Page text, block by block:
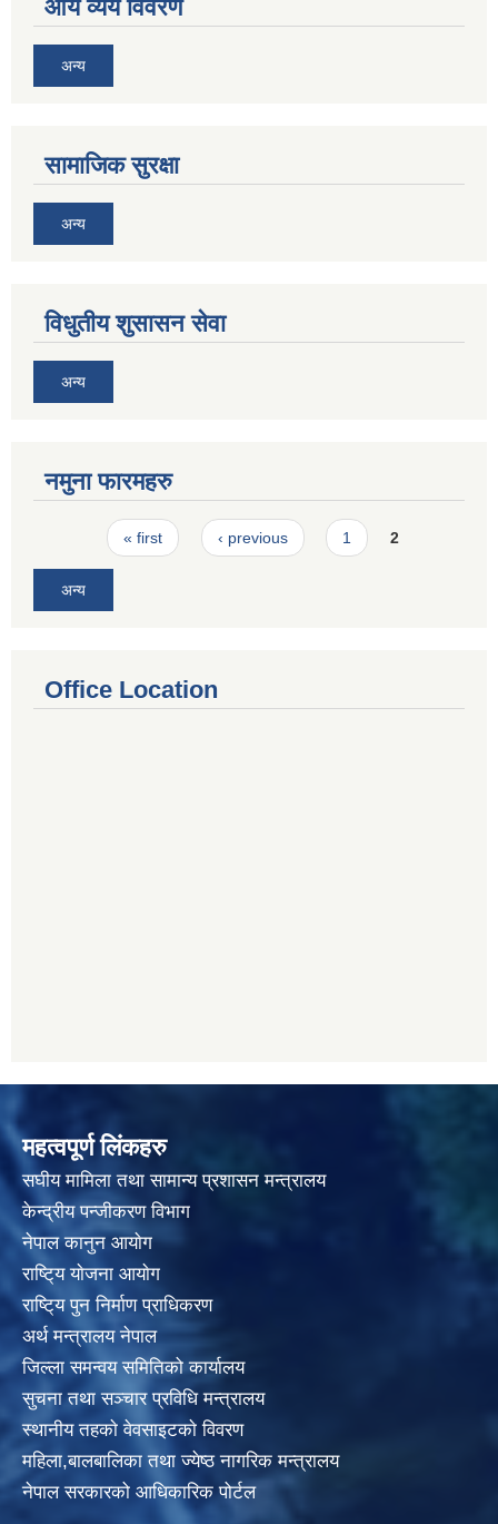
आय व्यय विवरण
अन्य
सामाजिक सुरक्षा
अन्य
विधुतीय शुसासन सेवा
अन्य
नमुना फारमहरु
Pages« first ‹ previous 1 2
अन्य
Office Location
महत्वपूर्ण लिंकहरु
स‌घीय मामिला तथा सामान्य प्रशासन मन्त्रालय
केन्द्रीय पन्जीकरण विभाग
नेपाल कानुन आयाेग
राष्टि्य याेजना आयाेग
राष्टि्य पुन निर्माण प्राधिकरण
अर्थ मन्त्रालय नेपाल
जिल्ला समन्वय समितिको कार्यालय
सुचना तथा सञ्चार प्रविधि मन्त्रालय
स्थानीय तहकाे वेवसाइटकाे विवरण
महिला,बालबालिका तथा ज्येष्ठ नागरिक मन्त्रालय
नेपाल सरकारको आधिकारिक पोर्टल